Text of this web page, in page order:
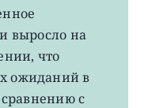
выросло на
что
ожиданий в
с